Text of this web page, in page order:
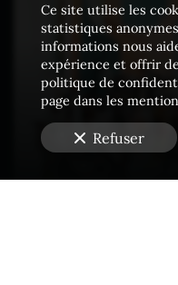
Ce site utilise les
statistiques
informations nous
expérience et offrir
politique de
page dans les
Refuser